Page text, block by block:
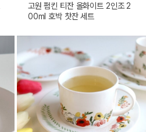
고원 펌킨 티잔 올화이트 2인조 2
00ml 호박 찻잔 세트